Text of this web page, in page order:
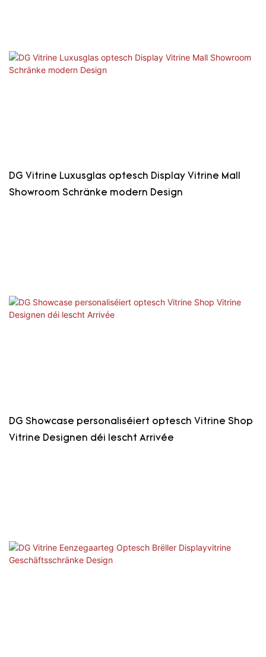
DG Vitrine Luxusglas optesch Display Vitrine Mall
Showroom Schränke modern Design
DG Showcase personaliséiert optesch Vitrine Shop
Vitrine Designen déi lescht Arrivée